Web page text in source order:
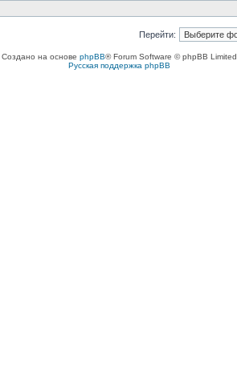
Перейти:
Создано на основе phpBB® Forum Software © phpBB Limited
Русская поддержка phpBB